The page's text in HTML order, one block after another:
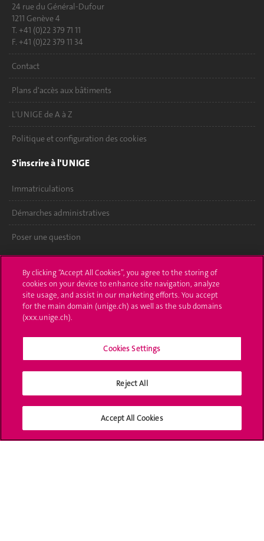
24 rue du Général-Dufour
1211 Genève 4
T. +41 (0)22 379 71 11
F. +41 (0)22 379 11 34
Contact
Plans d'accès aux bâtiments
L'UNIGE de A à Z
Politique et configuration des cookies
S'inscrire à l'UNIGE
Immatriculations
Démarches administratives
Poser une question
UNIGE Mobile
Médias
Offres d'emploi
Bibliothèque
Médias sociaux UNIGE
By clicking “Accept All Cookies”, you agree to the storing of
cookies on your device to enhance site navigation, analyze
site usage, and assist in our marketing efforts. You accept
for the main domain (unige.ch) as well as the sub domains
(xxx.unige.ch).
Cookies Settings
Reject All
Accept All Cookies